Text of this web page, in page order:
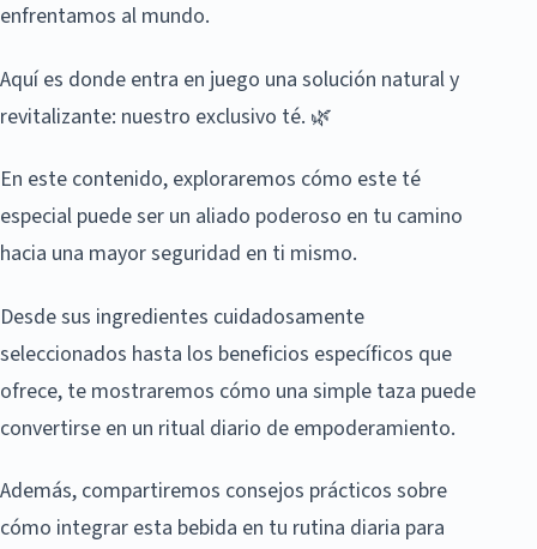
enfrentamos al mundo.
Aquí es donde entra en juego una solución natural y
revitalizante: nuestro exclusivo té. 🌿
En este contenido, exploraremos cómo este té
especial puede ser un aliado poderoso en tu camino
hacia una mayor seguridad en ti mismo.
Desde sus ingredientes cuidadosamente
seleccionados hasta los beneficios específicos que
ofrece, te mostraremos cómo una simple taza puede
convertirse en un ritual diario de empoderamiento.
Además, compartiremos consejos prácticos sobre
cómo integrar esta bebida en tu rutina diaria para